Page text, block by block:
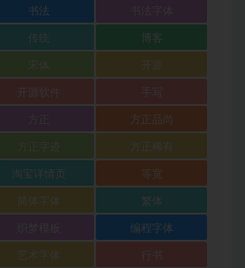
书法
传统 博客
开源
方正品尚
方正稀有
淘宝详情页 等宽
简体字体 繁体
编程字体
艺术字体